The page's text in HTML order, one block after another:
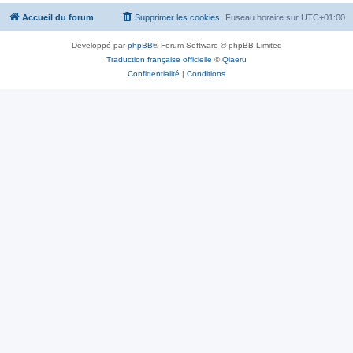
Accueil du forum Fuseau horaire sur UTC+01:00
Supprimer les cookies
Développé parphpBB® Forum Software © phpBB Limited
Traduction française officielle ©Qiaeru
Confidentialité | Conditions